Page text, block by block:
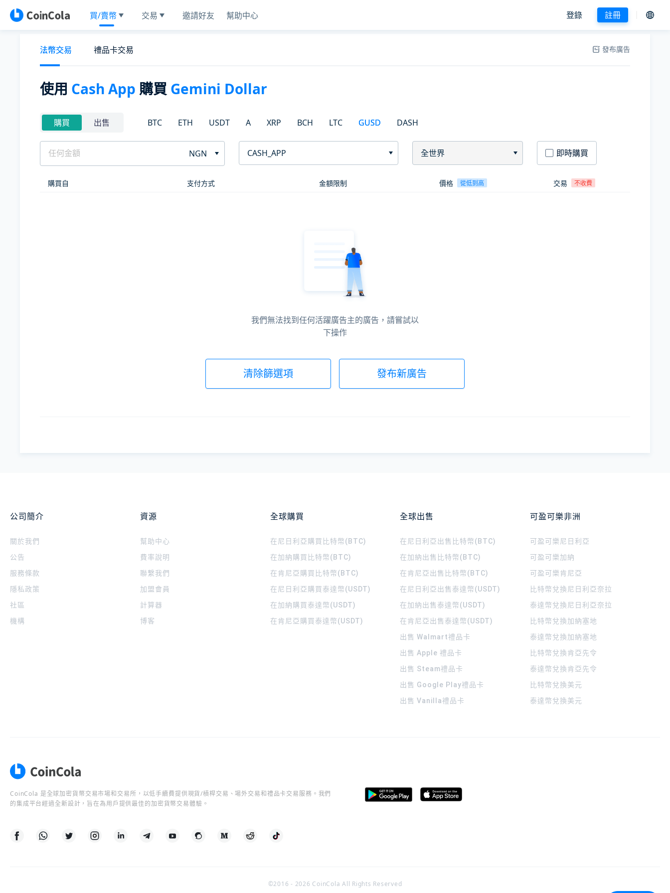
買/賣幣 交易 邀請好友 幫助中心 登錄 註冊
法幣交易 禮品卡交易 發布廣告
使用 Cash App 購買 Gemini Dollar
購買 出售 BTC ETH USDT A XRP BCH LTC GUSD DASH
NGN CASH_APP 全世界 即時購買
購買自 支付方式 金額限制 價格 從低到高 交易 不收費
我們無法找到任何活躍廣告主的廣告，請嘗試以
下操作
清除篩選項 發布新廣告
公司簡介
關於我們
公告
服務條款
隱私政策
社區
機構
資源
幫助中心
費率說明
聯繫我們
加盟會員
計算器
博客
全球購買
在尼日利亞購買比特幣(BTC)
在加納購買比特幣(BTC)
在肯尼亞購買比特幣(BTC)
在尼日利亞購買泰達幣(USDT)
在加納購買泰達幣(USDT)
在肯尼亞購買泰達幣(USDT)
全球出售
在尼日利亞出售比特幣(BTC)
在加納出售比特幣(BTC)
在肯尼亞出售比特幣(BTC)
在尼日利亞出售泰達幣(USDT)
在加納出售泰達幣(USDT)
在肯尼亞出售泰達幣(USDT)
出售 Walmart禮品卡
出售 Apple 禮品卡
出售 Steam禮品卡
出售 Google Play禮品卡
出售 Vanilla禮品卡
可盈可樂非洲
可盈可樂 尼日利亞
可盈可樂加納
可盈可樂肯尼亞
比特幣兌換尼日利亞奈拉
泰達幣兌換尼日利亞奈拉
比特幣兌換加納塞地
泰達幣兌換加納塞地
比特幣兌換肯亞先令
泰達幣兌換肯亞先令
比特幣兌換美元
泰達幣兌換美元
CoinCola 是全球加密貨幣交易市場和交易所，以低手續費提供現貨/槓桿交易、場外交易和禮品卡交易服務。我們
的集成平台經過全新設計，旨在為用戶提供最佳的加密貨幣交易體驗。
©2016 - 2026 CoinCola All Rights Reserved